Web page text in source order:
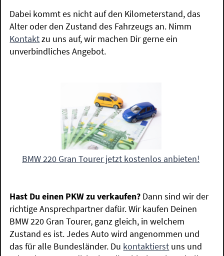
Dabei kommt es nicht auf den Kilometerstand, das
Alter oder den Zustand des Fahrzeugs an. Nimm
Kontaktzu uns auf, wir machen Dir gerne ein
unverbindliches Angebot.
BMW 220 Gran Tourer jetzt kostenlos anbieten!
Hast Du einen PKW zu verkaufen? Dann sind wir der
richtige Ansprechpartner dafür. Wir kaufen Deinen
BMW 220 Gran Tourer, ganz gleich, in welchem
Zustand es ist. Jedes Auto wird angenommen und
das für alle Bundesländer. Du kontaktierst uns und